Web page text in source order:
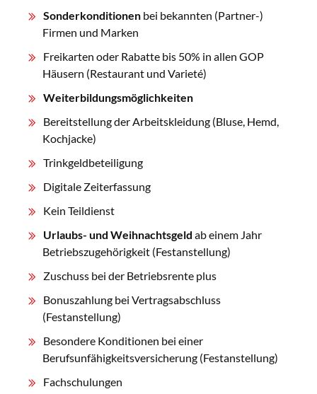
Sonderkonditionen bei bekannten (Partner-)
Firmen und Marken
Freikarten oder Rabatte bis 50% in allen GOP
Häusern (Restaurant und Varieté)
Weiterbildungsmöglichkeiten
Bereitstellung der Arbeitskleidung (Bluse, Hemd,
Kochjacke)
Trinkgeldbeteiligung
Digitale Zeiterfassung
Kein Teildienst
Urlaubs- und Weihnachtsgeld ab einem Jahr
Betriebszugehörigkeit (Festanstellung)
Zuschuss bei der Betriebsrente plus
Bonuszahlung bei Vertragsabschluss
(Festanstellung)
Besondere Konditionen bei einer
Berufsunfähigkeitsversicherung (Festanstellung)
Fachschulungen